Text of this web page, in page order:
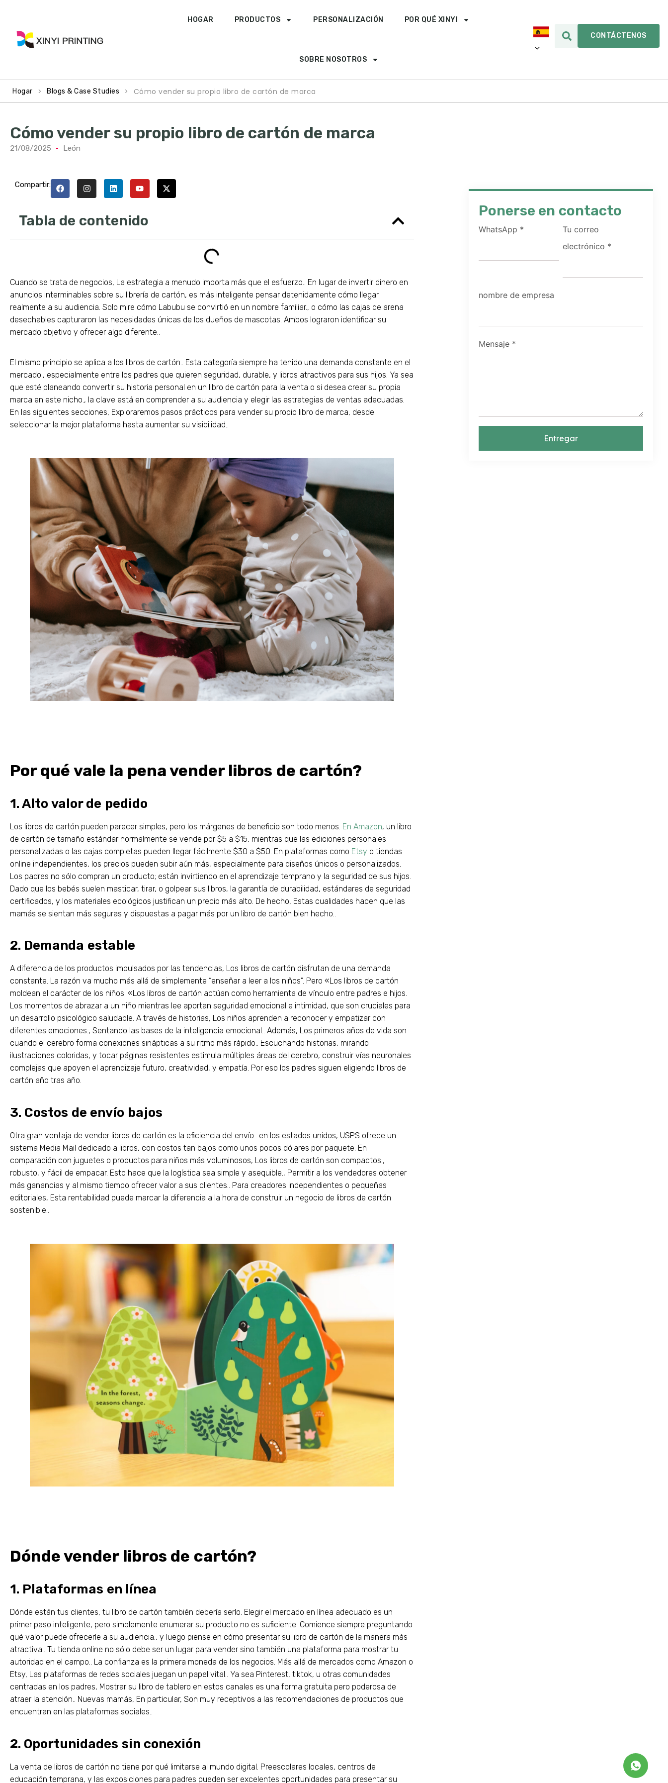
HOGAR PRODUCTOS PERSONALIZACIÓN POR QUÉ XINYI
SOBRE NOSOTROS
CONTÁCTENOS
Hogar > Blogs & Case Studies > Cómo vender su propio libro de cartón de marca
Cómo vender su propio libro de cartón de marca
21/08/2025 León
Compartir:
Tabla de contenido
Cuando se trata de negocios, La estrategia a menudo importa más que el esfuerzo.. En lugar de invertir dinero en
anuncios interminables sobre su librería de cartón, es más inteligente pensar detenidamente cómo llegar
realmente a su audiencia. Solo mire cómo Labubu se convirtió en un nombre familiar., o cómo las cajas de arena
desechables capturaron las necesidades únicas de los dueños de mascotas. Ambos lograron identificar su
mercado objetivo y ofrecer algo diferente..
El mismo principio se aplica a los libros de cartón.. Esta categoría siempre ha tenido una demanda constante en el
mercado., especialmente entre los padres que quieren seguridad, durable, y libros atractivos para sus hijos. Ya sea
que esté planeando convertir su historia personal en un libro de cartón para la venta o si desea crear su propia
marca en este nicho., la clave está en comprender a su audiencia y elegir las estrategias de ventas adecuadas.
En las siguientes secciones, Exploraremos pasos prácticos para vender su propio libro de marca, desde
seleccionar la mejor plataforma hasta aumentar su visibilidad..
Por qué vale la pena vender libros de cartón?
1. Alto valor de pedido
Los libros de cartón pueden parecer simples, pero los márgenes de beneficio son todo menos. En Amazon, un libro
de cartón de tamaño estándar normalmente se vende por $5 a $15, mientras que las ediciones personales
personalizadas o las cajas completas pueden llegar fácilmente $30 a $50. En plataformas como Etsy o tiendas
online independientes, los precios pueden subir aún más, especialmente para diseños únicos o personalizados.
Los padres no sólo compran un producto; están invirtiendo en el aprendizaje temprano y la seguridad de sus hijos.
Dado que los bebés suelen masticar, tirar, o golpear sus libros, la garantía de durabilidad, estándares de seguridad
certificados, y los materiales ecológicos justifican un precio más alto. De hecho, Estas cualidades hacen que las
mamás se sientan más seguras y dispuestas a pagar más por un libro de cartón bien hecho..
2. Demanda estable
A diferencia de los productos impulsados ​​por las tendencias, Los libros de cartón disfrutan de una demanda
constante. La razón va mucho más allá de simplemente “enseñar a leer a los niños”. Pero «Los libros de cartón
moldean el carácter de los niños. «Los libros de cartón actúan como herramienta de vínculo entre padres e hijos.
Los momentos de abrazar a un niño mientras lee aportan seguridad emocional e intimidad, que son cruciales para
un desarrollo psicológico saludable. A través de historias, Los niños aprenden a reconocer y empatizar con
diferentes emociones., Sentando las bases de la inteligencia emocional.. Además, Los primeros años de vida son
cuando el cerebro forma conexiones sinápticas a su ritmo más rápido.. Escuchando historias, mirando
ilustraciones coloridas, y tocar páginas resistentes estimula múltiples áreas del cerebro, construir vías neuronales
complejas que apoyen el aprendizaje futuro, creatividad, y empatía. Por eso los padres siguen eligiendo libros de
cartón año tras año.
3. Costos de envío bajos
Otra gran ventaja de vender libros de cartón es la eficiencia del envío.. en los estados unidos, USPS ofrece un
sistema Media Mail dedicado a libros, con costos tan bajos como unos pocos dólares por paquete. En
comparación con juguetes o productos para niños más voluminosos, Los libros de cartón son compactos.,
robusto, y fácil de empacar. Esto hace que la logística sea simple y asequible., Permitir a los vendedores obtener
más ganancias y al mismo tiempo ofrecer valor a sus clientes.. Para creadores independientes o pequeñas
editoriales, Esta rentabilidad puede marcar la diferencia a la hora de construir un negocio de libros de cartón
sostenible..
Dónde vender libros de cartón?
1. Plataformas en línea
Dónde están tus clientes, tu libro de cartón también debería serlo. Elegir el mercado en línea adecuado es un
primer paso inteligente, pero simplemente enumerar su producto no es suficiente. Comience siempre preguntando
qué valor puede ofrecerle a su audiencia., y luego piense en cómo presentar su libro de cartón de la manera más
atractiva.. Tu tienda online no sólo debe ser un lugar para vender sino también una plataforma para mostrar tu
autoridad en el campo.. La confianza es la primera moneda de los negocios. Más allá de mercados como Amazon o
Etsy, Las plataformas de redes sociales juegan un papel vital.. Ya sea Pinterest, tiktok, u otras comunidades
centradas en los padres, Mostrar su libro de tablero en estos canales es una forma gratuita pero poderosa de
atraer la atención.. Nuevas mamás, En particular, Son muy receptivos a las recomendaciones de productos que
encuentran en las plataformas sociales..
2. Oportunidades sin conexión
La venta de libros de cartón no tiene por qué limitarse al mundo digital. Preescolares locales, centros de
educación temprana, y las exposiciones para padres pueden ser excelentes oportunidades para presentar su
Ponerse en contacto
WhatsApp *
Tu correo
electrónico *
nombre de empresa
Mensaje *
Entregar